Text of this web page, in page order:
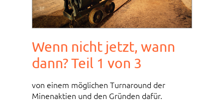
Wenn nicht jetzt, wann
dann? Teil 1 von 3
von einem möglichen Turnaround der
Minenaktien und den Gründen dafür.